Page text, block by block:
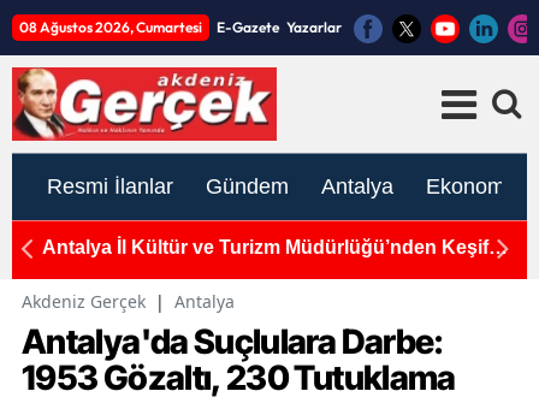
08 Ağustos 2026, Cumartesi E-Gazete Yazarlar
Resmi İlanlar Gündem Antalya Ekonomi
Antalya İl Kültür ve Turizm Müdürlüğü’nden Keşif
Derinliklerinde Saklı"
Akdeniz Gerçek | Antalya
Antalya'da Suçlulara Darbe:
1953 Gözaltı, 230 Tutuklama